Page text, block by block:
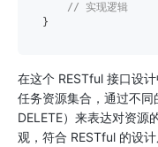
// 实现逻辑
在这个 RESTful 接口设
任务资源集合，通过不同
DELETE）来表达对资源
观，符合 RESTful 的设